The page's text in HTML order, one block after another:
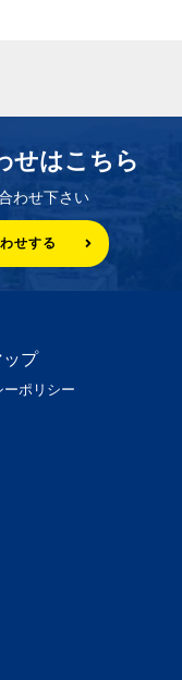
せはこちら
わせ下さい
せする
プ
ーポリシー